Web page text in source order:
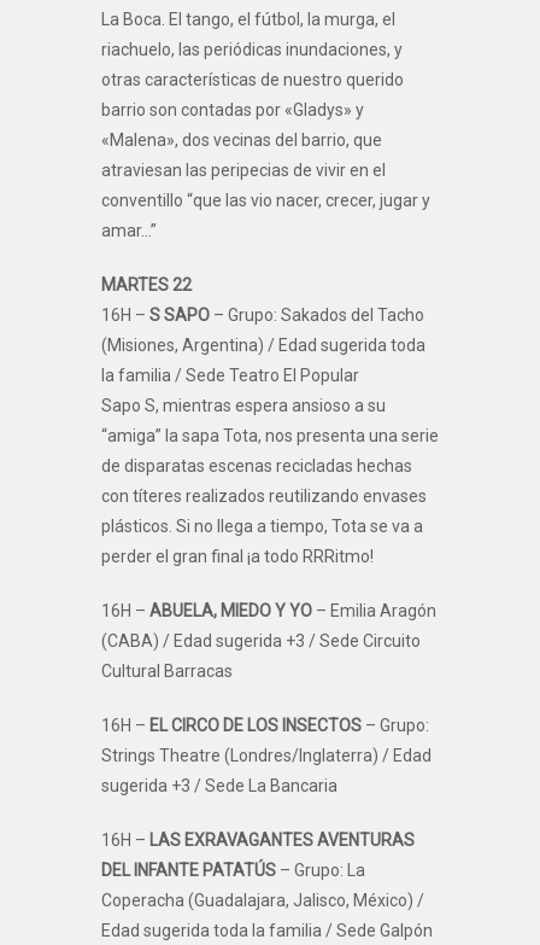
La Boca. El tango, el fútbol, la murga, el
riachuelo, las periódicas inundaciones, y
otras características de nuestro querido
barrio son contadas por «Gladys» y
«Malena», dos vecinas del barrio, que
atraviesan las peripecias de vivir en el
conventillo “que las vio nacer, crecer, jugar y
amar…”
MARTES 22
16H – S SAPO – Grupo: Sakados del Tacho
(Misiones, Argentina) / Edad sugerida toda
la familia / Sede Teatro El Popular
Sapo S, mientras espera ansioso a su
“amiga” la sapa Tota, nos presenta una serie
de disparatas escenas recicladas hechas
con títeres realizados reutilizando envases
plásticos. Si no llega a tiempo, Tota se va a
perder el gran final ¡a todo RRRitmo!
16H – ABUELA, MIEDO Y YO – Emilia Aragón
(CABA) / Edad sugerida +3 / Sede Circuito
Cultural Barracas
16H – EL CIRCO DE LOS INSECTOS – Grupo:
Strings Theatre (Londres/Inglaterra) / Edad
sugerida +3 / Sede La Bancaria
16H – LAS EXRAVAGANTES AVENTURAS
DEL INFANTE PATATÚS – Grupo: La
Coperacha (Guadalajara, Jalisco, México) /
Edad sugerida toda la familia / Sede Galpón